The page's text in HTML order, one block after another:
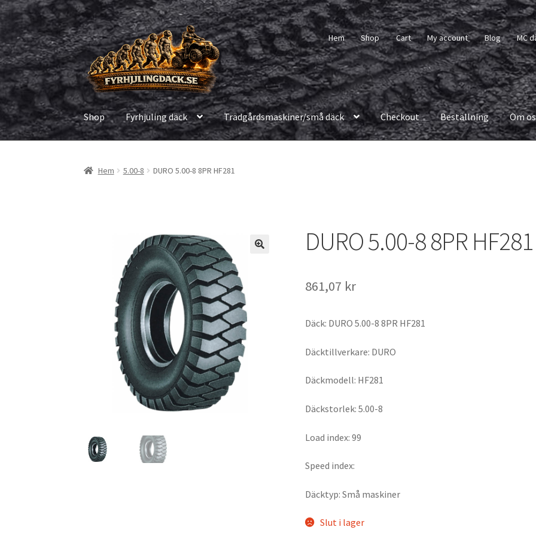
Hoppa
till
navigering
Hoppa
till
innehåll
Hem Shop Cart My account Blog MC
Shop Fyrhjuling däck Trädgårdsmaskiner/små däck Checkout Beställning Om
Hem 5.00-8 DURO 5.00-8 8PR HF281
DURO 5.00-8 8PR HF281
861,07 kr
Däck: DURO 5.00-8 8PR HF281
Däcktillverkare: DURO
Däckmodell: HF281
Däckstorlek: 5.00-8
Load index: 99
Speed index:
Däcktyp: Små maskiner
Slut i lager